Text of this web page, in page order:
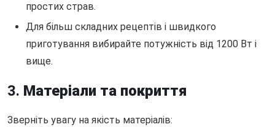
простих страв.
Для більш складних рецептів і швидкого
приготування вибирайте потужність від 1200 Вт і
вище.
3. Матеріали та покриття
Зверніть увагу на якість матеріалів: